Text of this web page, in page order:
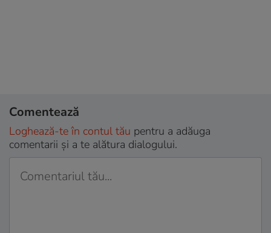
Comentează
Loghează-te în contul tău pentru a adăuga
comentarii și a te alătura dialogului.